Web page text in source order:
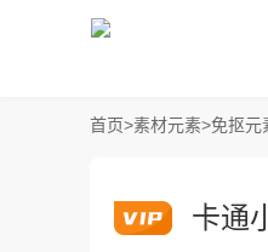
首页>素材元素>免抠元
卡通